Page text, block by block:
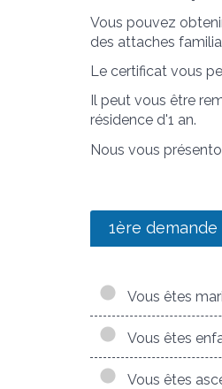
Vous pouvez
des attaches
Le certificat vous
Il peut vous être
résidence d'1 an.
Nous vous
1ère demande
Vous êtes
Vous êtes
Vous êtes